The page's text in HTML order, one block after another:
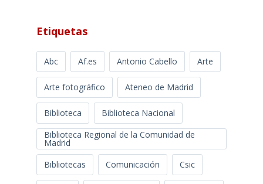
Etiquetas
Abc Af.es Antonio Cabello Arte
Arte fotográfico Ateneo de Madrid
Biblioteca
Biblioteca Nacional
Biblioteca Regional de la Comunidad de
Madrid
Bibliotecas
Comunicación Csic